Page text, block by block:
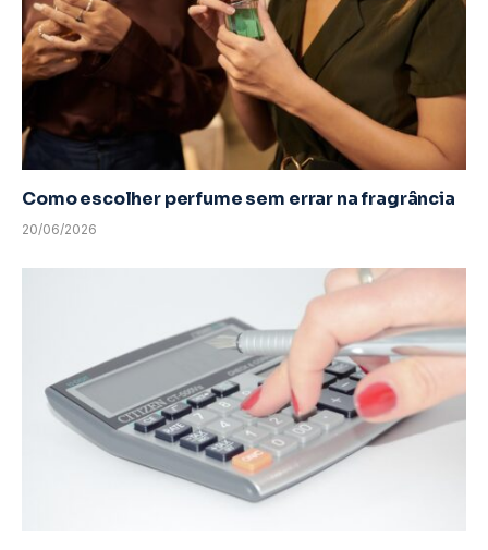
Como escolher perfume sem errar na fragrância
20/06/2026